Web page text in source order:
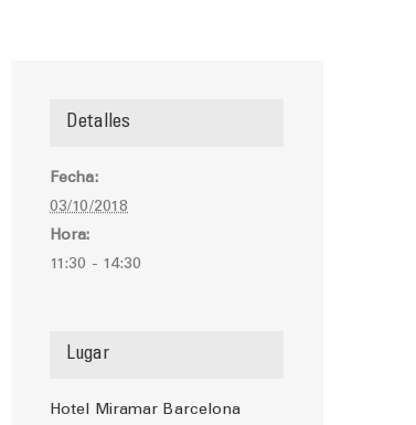
Detalles
Fecha:
03/10/2018
Hora:
11:30 - 14:30
Lugar
Hotel Miramar Barcelona